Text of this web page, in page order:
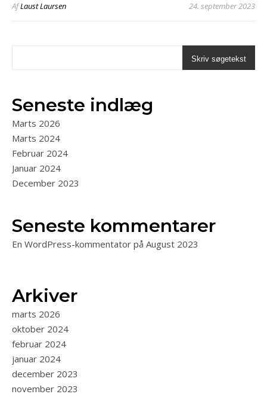
AfLaust Laursen 24. september 2023
Skriv søgetekst
Seneste indlæg
Marts 2026
Marts 2024
Februar 2024
Januar 2024
December 2023
Seneste kommentarer
En WordPress-kommentator på August 2023
Arkiver
marts 2026
oktober 2024
februar 2024
januar 2024
december 2023
november 2023